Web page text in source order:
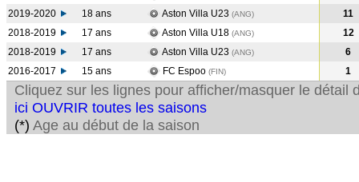
2019-2020
18 ans Aston Villa U23 (ANG)
11
2018-2019
17 ans Aston Villa U18 (ANG)
12
2018-2019
17 ans Aston Villa U23 (ANG)
6
2016-2017
15 ans FC Espoo (FIN) 1
Cliquez sur les lignes pour afficher/masquer le détail
ici OUVRIR toutes les saisons
(*) Age au début de la saison